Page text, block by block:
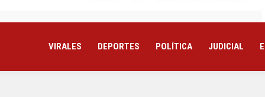
VIRALES DEPORTES POLÍTICA JUDICIAL